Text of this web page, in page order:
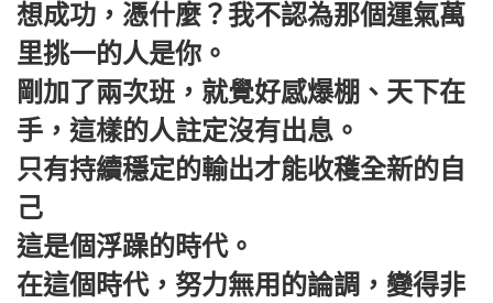
想成功，憑什麼？我不認為那個運氣萬
里挑一的人是你。
剛加了兩次班，就覺好感爆棚、天下在
手，這樣的人註定沒有出息。
只有持續穩定的輸出才能收穫全新的自
己
這是個浮躁的時代。
在這個時代，努力無用的論調，變得非